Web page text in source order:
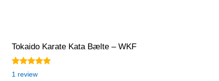
Tokaido Karate Kata Bælte – WKF
Bedømt
11 review